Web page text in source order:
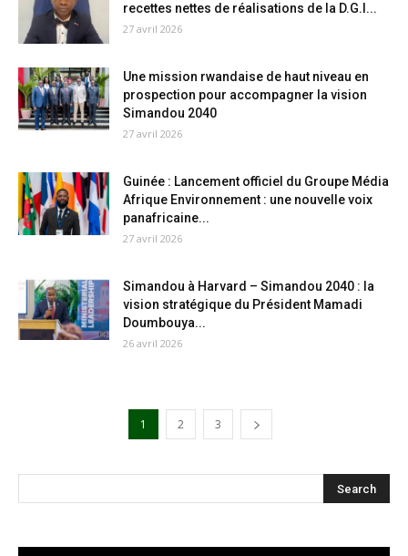
recettes nettes de réalisations de la D.G.I...
27 avril 2026
Une mission rwandaise de haut niveau en
prospection pour accompagner la vision
Simandou 2040
27 avril 2026
Guinée : Lancement officiel du Groupe Média
Afrique Environnement : une nouvelle voix
panafricaine...
27 avril 2026
Simandou à Harvard – Simandou 2040 : la
vision stratégique du Président Mamadi
Doumbouya...
26 avril 2026
1 2 3